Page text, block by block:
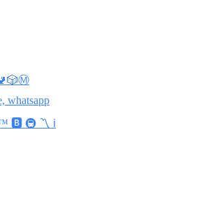
whatsapp
🅱️ 🚇 〽️ ℹ️